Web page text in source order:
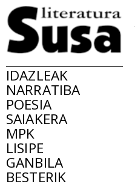
IDAZLEAK
NARRATIBA
POESIA
SAIAKERA
MPK
LISIPE
GANBILA
BESTERIK